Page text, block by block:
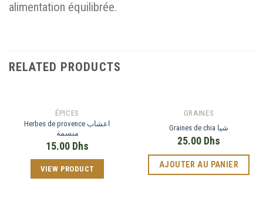
alimentation équilibrée.
RELATED PRODUCTS
ÉPICES
Herbes de provence اعشاب
منسمة
15.00 Dhs
VIEW PRODUCT
GRAINES
Graines de chia شيا
25.00 Dhs
AJOUTER AU PANIER